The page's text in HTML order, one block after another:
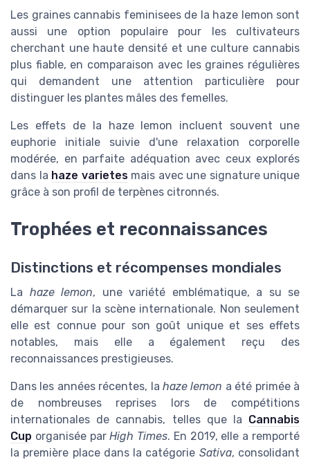
Les graines cannabis feminisees de la haze lemon sont
aussi une option populaire pour les cultivateurs
cherchant une haute densité et une culture cannabis
plus fiable, en comparaison avec les graines régulières
qui demandent une attention particulière pour
distinguer les plantes mâles des femelles.
Les effets de la haze lemon incluent souvent une
euphorie initiale suivie d'une relaxation corporelle
modérée, en parfaite adéquation avec ceux explorés
dans la haze varietesmais avec une signature unique
grâce à son profil de terpènes citronnés.
Trophées et reconnaissances
Distinctions et récompenses mondiales
La haze lemon, une variété emblématique, a su se
démarquer sur la scène internationale. Non seulement
elle est connue pour son goût unique et ses effets
notables, mais elle a également reçu des
reconnaissances prestigieuses.
Dans les années récentes, la haze lemon a été primée à
de nombreuses reprises lors de compétitions
internationales de cannabis, telles que la Cannabis
Cup organisée parHigh Times. En 2019, elle a remporté
la première place dans la catégorie Sativa, consolidant